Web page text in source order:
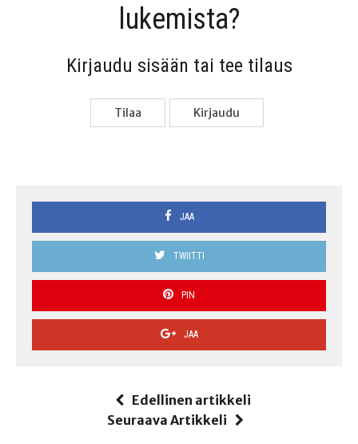
lukemista?
Kir­jau­du sisään tai tee tilaus
Tilaa Kir­jau­du
JAA
TWIITTI
PIN
JAA
Edellinen artikkeli
Seuraava Artikkeli